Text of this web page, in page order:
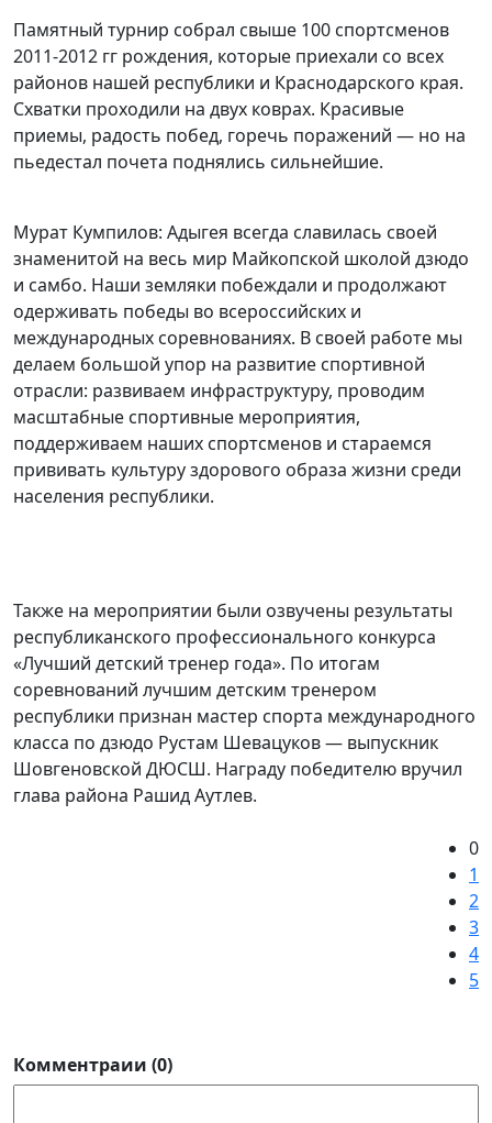
Памятный турнир собрал свыше 100 спортсменов
2011-2012 гг рождения, которые приехали со всех
районов нашей республики и Краснодарского края.
Схватки проходили на двух коврах. Красивые
приемы, радость побед, горечь поражений — но на
пьедестал почета поднялись сильнейшие.
Мурат Кумпилов: Адыгея всегда славилась своей
знаменитой на весь мир Майкопской школой дзюдо
и самбо. Наши земляки побеждали и продолжают
одерживать победы во всероссийских и
международных соревнованиях. В своей работе мы
делаем большой упор на развитие спортивной
отрасли: развиваем инфраструктуру, проводим
масштабные спортивные мероприятия,
поддерживаем наших спортсменов и стараемся
прививать культуру здорового образа жизни среди
населения республики.
Также на мероприятии были озвучены результаты
республиканского профессионального конкурса
«Лучший детский тренер года». По итогам
соревнований лучшим детским тренером
республики признан мастер спорта международного
класса по дзюдо Рустам Шевацуков — выпускник
Шовгеновской ДЮСШ. Награду победителю вручил
глава района Рашид Аутлев.
0
1
2
3
4
5
Комментраии (0)